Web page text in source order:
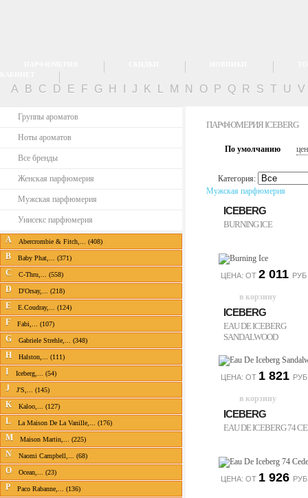
A B C D E F G H J K M N O P Q R S T U V
Группы ароматов
Ноты ароматов
Все бренды
Женская парфюмерия
Мужская парфюмерия
Унисекс парфюмерия
A Abercrombie & Fitch,... (408)
B Baby Phat,... (371)
C C-Thru,... (558)
D D'Orsay,... (218)
E E.Coudray,... (124)
F Fabi,... (107)
G Gabriele Strehle,... (348)
H Halston,... (111)
I Iceberg,... (54)
J J'S,... (145)
K Kaloo,... (127)
L La Maison De La Vanille,... (176)
M Maison Martin,... (225)
N Naomi Campbell,... (68)
O Ocean,... (23)
P Paco Rabanne,... (136)
ПАРФЮМЕРИЯ ICEBERG
По умолчанию
Категория:
Мужская парфюмерия
ICEBERG
BURNING ICE
ЦЕНА: ОТ 2 011 РУБ
ICEBERG
EAU DE ICEBERG
SANDALWOOD
ЦЕНА: ОТ 1 821 РУБ
ICEBERG
EAU DE ICEBERG 74
ЦЕНА: ОТ 1 926 РУБ